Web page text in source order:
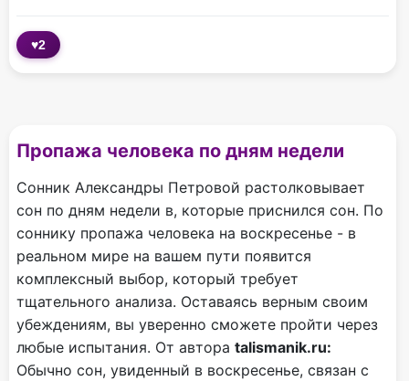
♥2
Пропажа человека по дням недели
Сонник Александры Петровой растолковывает
сон по дням недели в, которые приснился сон. По
соннику пропажа человека на воскресенье - в
реальном мире на вашем пути появится
комплексный выбор, который требует
тщательного анализа. Оставаясь верным своим
убеждениям, вы уверенно сможете пройти через
любые испытания. От автора talismanik.ru:
Обычно сон, увиденный в воскресенье, связан с